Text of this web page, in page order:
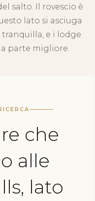
salto. Il rovescio è
lato si asciuga
tranquilla, e i lodge
parte migliore.
che
alle
lato